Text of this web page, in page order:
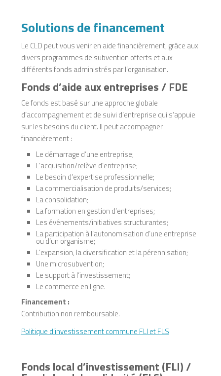
Solutions de financement
Le CLD peut vous venir en aide financièrement, grâce aux
divers programmes de subvention offerts et aux
différents fonds administrés par l’organisation.
Fonds d’aide aux entreprises / FDE
Ce fonds est basé sur une approche globale
d’accompagnement et de suivi d’entreprise qui s’appuie
sur les besoins du client. Il peut accompagner
financièrement :
Le démarrage d’une entreprise;
L’acquisition/relève d’entreprise;
Le besoin d’expertise professionnelle;
La commercialisation de produits/services;
La consolidation;
La formation en gestion d’entreprises;
Les événements/initiatives structurantes;
La participation à l’autonomisation d’une entreprise
ou d’un organisme;
L’expansion, la diversification et la pérennisation;
Une microsubvention;
Le support à l’investissement;
Le commerce en ligne.
Financement :
Contribution non remboursable.
Politique d’investissement commune FLI et FLS
Fonds local d’investissement (FLI) /